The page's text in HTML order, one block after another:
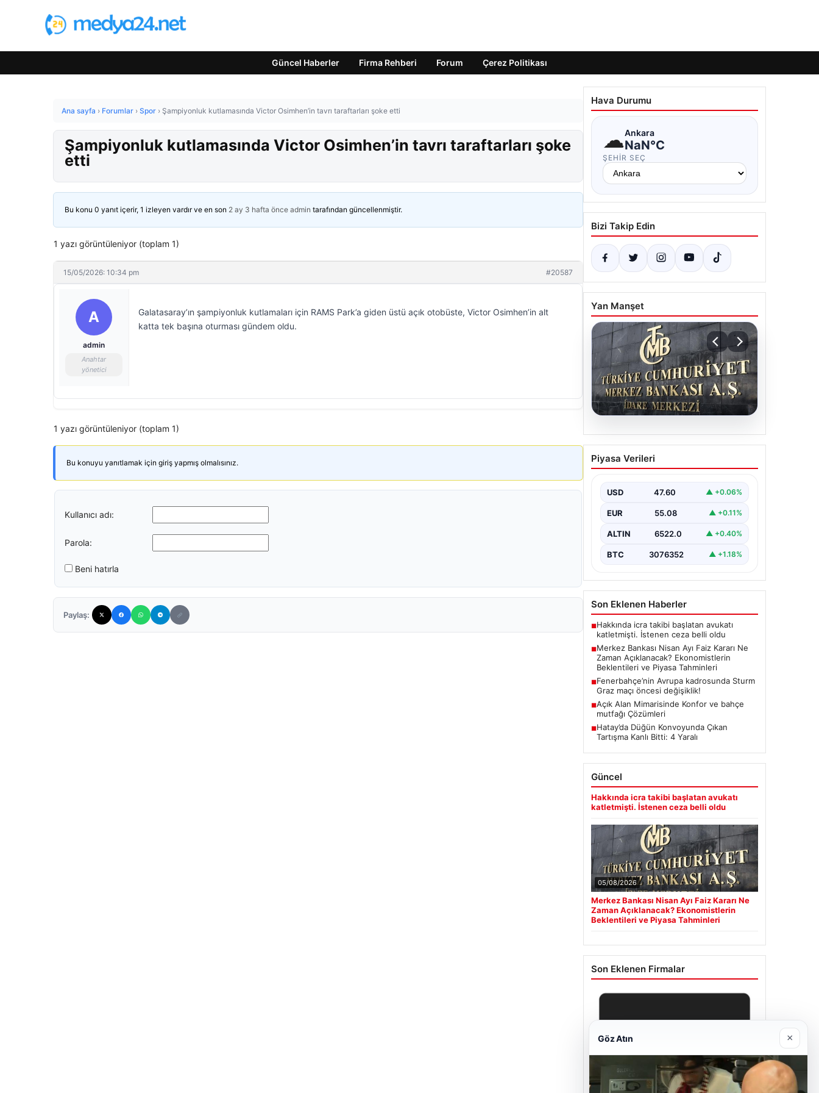
Güncel Haberler Firma Rehberi Forum Çerez Politikası
Ana sayfa › Forumlar › Spor › Şampiyonluk kutlamasında Victor Osimhen’in tavrı taraftarları şoke etti
Şampiyonluk kutlamasında Victor Osimhen’in tavrı taraftarları şoke
etti
Bu konu 0 yanıt içerir, 1 izleyen vardır ve en son 2 ay 3 hafta önce admin tarafından güncellenmiştir.
1 yazı görüntüleniyor (toplam 1)
15/05/2026: 10:34 pm #20587
A
admin
Anahtar
yönetici
Galatasaray’ın şampiyonluk kutlamaları için RAMS Park’a giden üstü açık otobüste, Victor Osimhen’in alt
katta tek başına oturması gündem oldu.
1 yazı görüntüleniyor (toplam 1)
Bu konuyu yanıtlamak için giriş yapmış olmalısınız.
Kullanıcı adı:
Parola:
Beni hatırla
Paylaş:
Hava Durumu
☁Ankara
NaN°C
ŞEHIR SEÇ
Bizi Takip Edin
Yan Manşet
Merkez Bankası Nisan Ayı
Faiz Kararı Ne Zaman
Ekonomistlerin
Beklentileri ve Piyasa
Türkiye Cumhuriyet Merkez Bankası
ayı faiz kararını belirlemek üzere…
Piyasa Verileri
USD 47.60 ▲ +0.06%
EUR 55.08 ▲ +0.11%
ALTIN 6522.0 ▲ +0.40%
BTC 3076352 ▲ +1.18%
Son Eklenen Haberler
■Hakkında icra takibi başlatan avukatı
katletmişti. İstenen ceza belli oldu
■Merkez Bankası Nisan Ayı Faiz Kararı Ne
Zaman Açıklanacak? Ekonomistlerin
Beklentileri ve Piyasa Tahminleri
■Fenerbahçe’nin Avrupa kadrosunda Sturm
Graz maçı öncesi değişiklik!
■Açık Alan Mimarisinde Konfor ve bahçe
mutfağı Çözümleri
■Hatay’da Düğün Konvoyunda Çıkan
Tartışma Kanlı Bitti: 4 Yaralı
Güncel
Hakkında icra takibi başlatan avukatı
katletmişti. İstenen ceza belli oldu
05/08/2026
Merkez Bankası Nisan Ayı Faiz Kararı Ne
Zaman Açıklanacak? Ekonomistlerin
Beklentileri ve Piyasa Tahminleri
Son Eklenen Firmalar
Göz Atın ×